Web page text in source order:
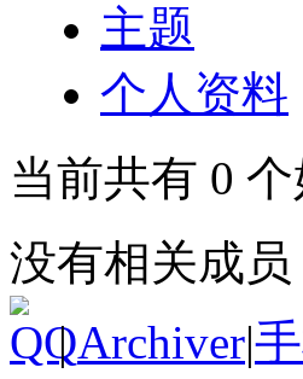
主题
个人资料
当前共有 0 个
没有相关成员
| Archiver|